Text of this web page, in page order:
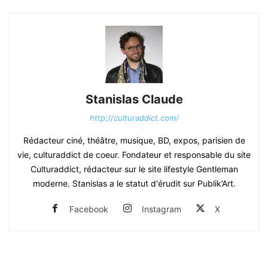
Stanislas Claude
http://culturaddict.com/
Rédacteur ciné, théâtre, musique, BD, expos, parisien de
vie, culturaddict de coeur. Fondateur et responsable du site
Culturaddict, rédacteur sur le site lifestyle Gentleman
moderne. Stanislas a le statut d'érudit sur Publik’Art.
Facebook Instagram X